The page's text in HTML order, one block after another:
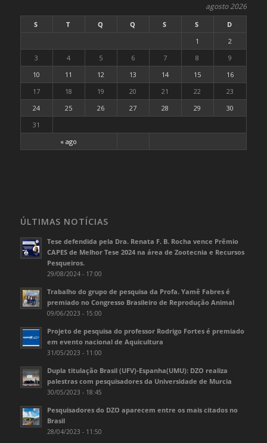
agosto 2026
S T Q Q S S D
« ago
1
2
3
4 5 6 7 8
9
10
11 12 13 14 15
16
17
18 19 20 21 22
23
24
25 26 27 28 29
30
31
ÚLTIMAS NOTÍCIAS
Tese defendida pela Dra. Renata F. B. Rocha vence Prêmio
CAPES de Melhor Tese 2024 na área de Zootecnia e Recursos
Pesqueiros.
29/08/2024 - 17:00
Trabalho do grupo de pesquisa da Profa. Yamê Fabres é
premiado no Congresso Brasileiro de Reprodução Animal
09/06/2023 - 15:00
Projeto de pesquisa do professor Rodrigo Fortes é premiado
em evento nacional de Aquicultura
31/05/2023 - 11:00
Dupla titulação Brasil (UFV)-Espanha(UMU): DZO realiza
palestras com pesquisadores da Universidade de Murcia
30/05/2023 - 18:45
Pesquisadores do DZO aparecem entre os mais citados no
Brasil
28/04/2023 - 11:50